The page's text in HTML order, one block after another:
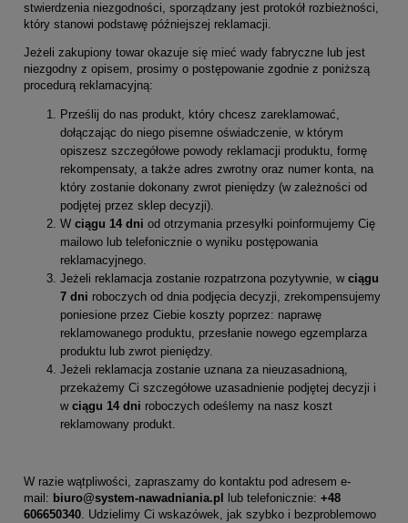
stwierdzenia niezgodności, sporządzany jest protokół rozbieżności,
który stanowi podstawę późniejszej reklamacji.
Jeżeli zakupiony towar okazuje się mieć wady fabryczne lub jest
niezgodny z opisem, prosimy o postępowanie zgodnie z poniższą
procedurą reklamacyjną:
Prześlij do nas produkt, który chcesz zareklamować,
dołączając do niego pisemne oświadczenie, w którym
opiszesz szczegółowe powody reklamacji produktu, formę
rekompensaty, a także adres zwrotny oraz numer konta, na
który zostanie dokonany zwrot pieniędzy (w zależności od
podjętej przez sklep decyzji).
W ciągu 14 dni od otrzymania przesyłki poinformujemy Cię
mailowo lub telefonicznie o wyniku postępowania
reklamacyjnego.
Jeżeli reklamacja zostanie rozpatrzona pozytywnie, w ciągu
7 dni roboczych od dnia podjęcia decyzji, zrekompensujemy
poniesione przez Ciebie koszty poprzez: naprawę
reklamowanego produktu, przesłanie nowego egzemplarza
produktu lub zwrot pieniędzy.
Jeżeli reklamacja zostanie uznana za nieuzasadnioną,
przekażemy Ci szczegółowe uzasadnienie podjętej decyzji i
w ciągu 14 dni roboczych odeślemy na nasz koszt
reklamowany produkt.
W razie wątpliwości, zapraszamy do kontaktu pod adresem e-
mail: biuro@system-nawadniania.pl lub telefonicznie: +48
606650340. Udzielimy Ci wskazówek, jak szybko i bezproblemowo